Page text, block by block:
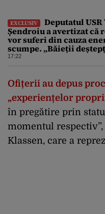
EXCLUSIV
Deputatul USR
Șendroiu a avertizat că
vor suferi din cauza
scumpe. „Băieții
specula și după vor crește
17:22
Ofițerii au depus
„experiențelor
în pregătire prin
momentul
Klassen, care a